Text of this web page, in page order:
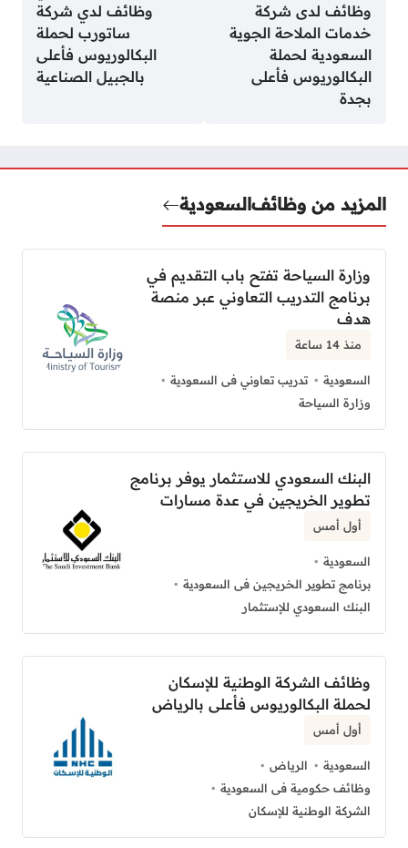
وظائف لدى شركة
خدمات الملاحة الجوية
السعودية لحملة
البكالوريوس فأعلى
بجدة
وظائف لدي شركة
ساتورب لحملة
البكالوريوس فأعلى
بالجبيل الصناعية
المزيد من وظائفالسعودية
وزارة السياحة تفتح باب التقديم في
برنامج التدريب التعاوني عبر منصة
هدف
منذ 14 ساعة
السعودية
تدريب تعاوني فى السعودية
وزارة السياحة
البنك السعودي للاستثمار يوفر برنامج
تطوير الخريجين في عدة مسارات
أول أمس
السعودية
برنامج تطوير الخريجين فى السعودية
البنك السعودي للإستثمار
وظائف الشركة الوطنية للإسكان
لحملة البكالوريوس فأعلى بالرياض
أول أمس
السعودية
الرياض
وظائف حكومية فى السعودية
الشركة الوطنية للإسكان